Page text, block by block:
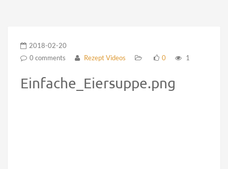
2018-02-20
0 comments
Rezept Videos 0 1
Einfache_Eiersuppe.png